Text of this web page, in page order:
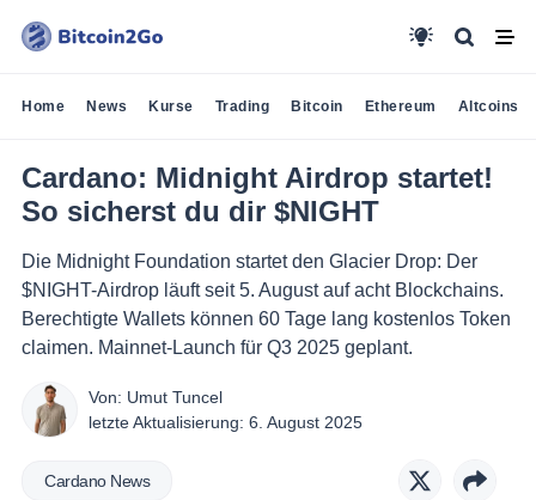
Home News Kurse Trading Bitcoin Ethereum Altcoins
Cardano: Midnight Airdrop startet!
So sicherst du dir $NIGHT
Die Midnight Foundation startet den Glacier Drop: Der
$NIGHT-Airdrop läuft seit 5. August auf acht Blockchains.
Berechtigte Wallets können 60 Tage lang kostenlos Token
claimen. Mainnet-Launch für Q3 2025 geplant.
Von: Umut Tuncel
letzte Aktualisierung: 6. August 2025
Cardano News